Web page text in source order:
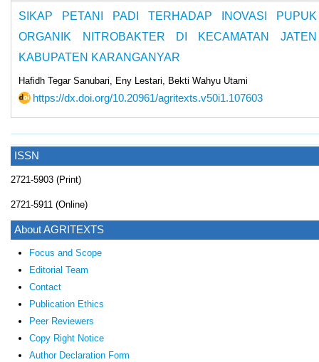
ISSN
2721-5903 (Print)
2721-5911 (Online)
About AGRITEXTS
Focus and Scope
Editorial Team
Contact
Publication Ethics
Peer Reviewers
Copy Right Notice
Author Declaration Form
SIKAP PETANI PADI TERHADAP INOVASI PUPUK
ORGANIK NITROBAKTER DI KECAMATAN JATEN
KABUPATEN KARANGANYAR
Hafidh Tegar Sanubari, Eny Lestari, Bekti Wahyu Utami
https://dx.doi.org/10.20961/agritexts.v50i1.107603